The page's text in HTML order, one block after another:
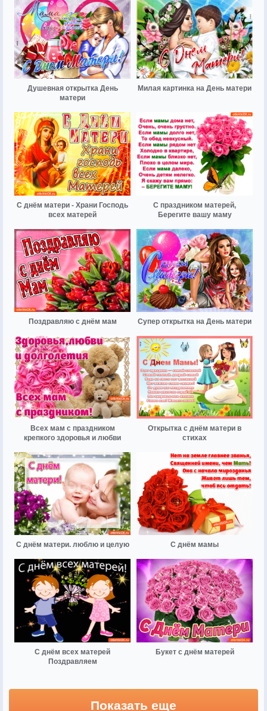
Душевная открытка День
матери
Милая картинка на День матери
С днём матери - Храни Господь
всех матерей
С праздником матерей,
Берегите вашу маму
Поздравляю с днём мам Супер открытка на День матери
Всех мам с праздником
крепкого здоровья и любви
Открытка с днём матери в
стихах
С днём матери. люблю и целую С днём мамы
С днём всех матерей
Поздравляем
Букет с днём матерей
Показать еще